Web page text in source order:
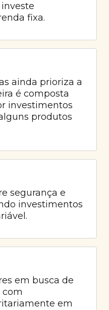
fixa.
ainda prioriza a
é composta
investimentos
produtos
segurança e
investimentos
em busca de
em